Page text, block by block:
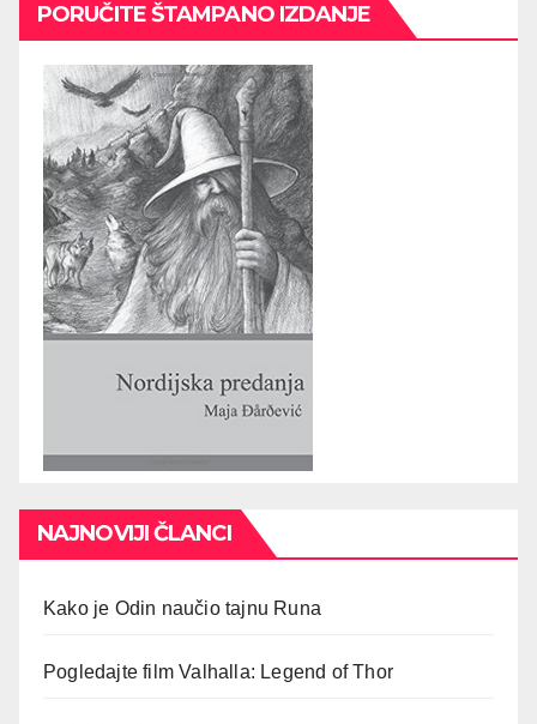
PORUČITE ŠTAMPANO IZDANJE
NAJNOVIJI ČLANCI
Kako je Odin naučio tajnu Runa
Pogledajte film Valhalla: Legend of Thor